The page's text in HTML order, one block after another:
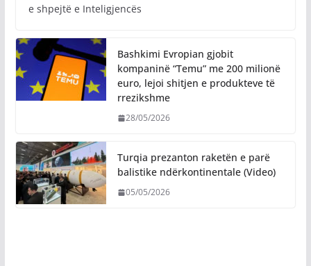
e shpejtë e Inteligjencës
Bashkimi Evropian gjobit
kompaninë “Temu” me 200 milionë
euro, lejoi shitjen e produkteve të
rrezikshme
28/05/2026
Turqia prezanton raketën e parë
balistike ndërkontinentale (Video)
05/05/2026